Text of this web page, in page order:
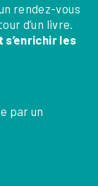
rendez-vous
d’un livre.
les
par un